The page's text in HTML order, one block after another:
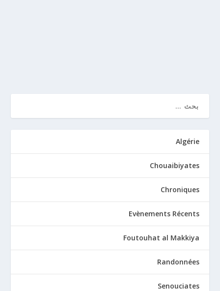
Algérie
Chouaibiyates
Chroniques
Evènements Récents
Foutouhat al Makkiya
Randonnées
Senouciates